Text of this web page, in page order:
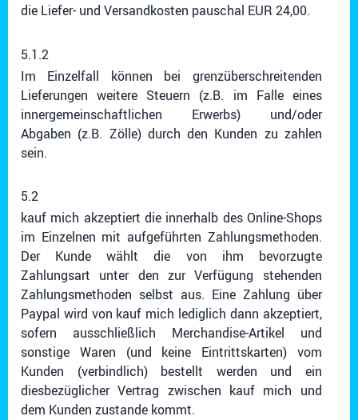
die Liefer- und Versandkosten pauschal EUR 24,00.
5.1.2
Im Einzelfall können bei grenzüberschreitenden
Lieferungen weitere Steuern (z.B. im Falle eines
innergemeinschaftlichen Erwerbs) und/oder
Abgaben (z.B. Zölle) durch den Kunden zu zahlen
sein.
5.2
kauf mich akzeptiert die innerhalb des Online-Shops
im Einzelnen mit aufgeführten Zahlungsmethoden.
Der Kunde wählt die von ihm bevorzugte
Zahlungsart unter den zur Verfügung stehenden
Zahlungsmethoden selbst aus. Eine Zahlung über
Paypal wird von kauf mich lediglich dann akzeptiert,
sofern ausschließlich Merchandise-Artikel und
sonstige Waren (und keine Eintrittskarten) vom
Kunden (verbindlich) bestellt werden und ein
diesbezüglicher Vertrag zwischen kauf mich und
dem Kunden zustande kommt.